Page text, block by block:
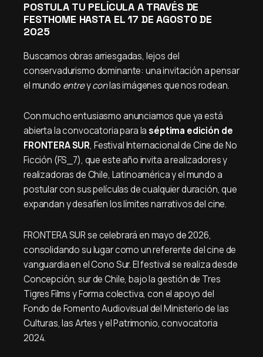
POSTULA TU PELÍCULA A TRAVÉS DE
FESTHOME HASTA EL 17 DE AGOSTO DE
2025
Buscamos obras arriesgadas, lejos del
conservadurismo dominante: una invitación a pensar
el mundo entreyconlas imágenes que nos rodean.
Con mucho entusiasmo anunciamos que ya está
abierta la convocatoria para laséptima edición de
FRONTERA SUR, Festival Internacional de Cine de No
Ficción (FS_7), que este año invita a realizadores y
realizadoras de Chile, Latinoamérica y el mundo a
postular con sus películas de cualquier duración, que
expandan y desafíen los límites narrativos del cine.
FRONTERA SUR se celebrará en mayo de 2026,
consolidando su lugar como un referente del cine de
vanguardia en el Cono Sur. El festival se realiza desde
Concepción, sur de Chile, bajo la gestión de Tres
Tigres Films y Forma colectiva, con el apoyo del
Fondo de Fomento Audiovisual del Ministerio de las
Culturas, las Artes y el Patrimonio, convocatoria
2024.